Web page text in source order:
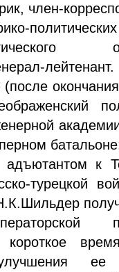
член-
к
турецкой
ее